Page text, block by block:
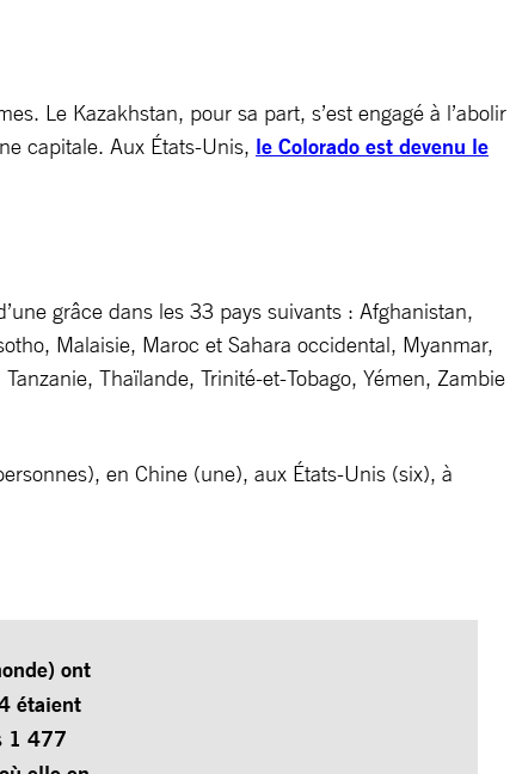
Le Kazakhstan, pour sa part, s’est engagé à l’abolir
capitale. Aux États-Unis, le Colorado est devenu le
grâce dans les 33 pays suivants : Afghanistan,
Malaisie, Maroc et Sahara occidental, Myanmar,
Thaïlande, Trinité-et-Tobago, Yémen, Zambie
en Chine (une), aux États-Unis (six), à
ont
étaient
1 477